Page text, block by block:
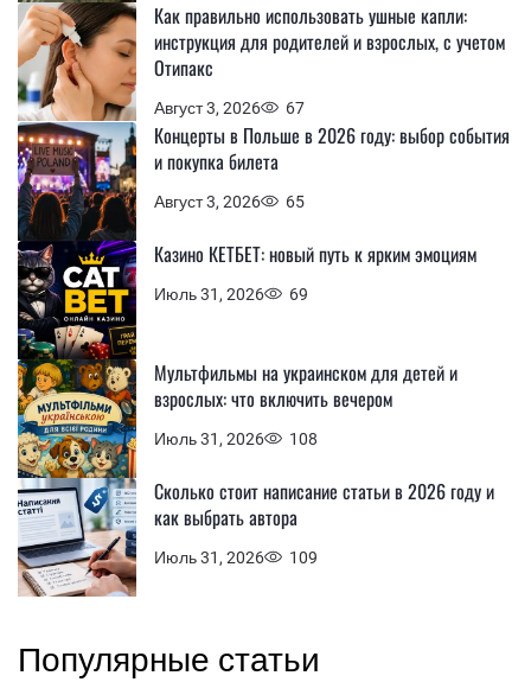
Август 3, 2026 67
Как правильно использовать ушные капли:
инструкция для родителей и взрослых, с учетом
Отипакс
Август 3, 2026 65
Концерты в Польше в 2026 году: выбор события
и покупка билета
Июль 31, 2026 69
Казино КЕТБЕТ: новый путь к ярким эмоциям
Июль 31, 2026 108
Мультфильмы на украинском для детей и
взрослых: что включить вечером
Июль 31, 2026 109
Сколько стоит написание статьи в 2026 году и
как выбрать автора
Популярные статьи